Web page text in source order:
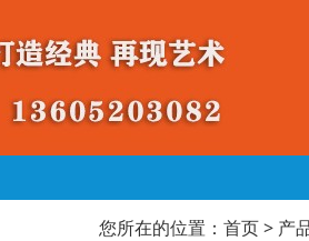
您所在的位置： 首页> 产